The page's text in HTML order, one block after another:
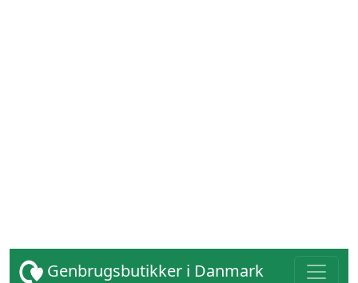
Genbrugsbutikker i Danmark